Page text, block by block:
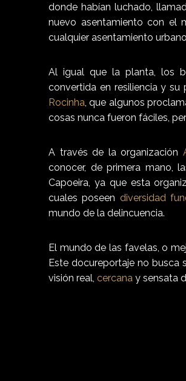
donde habían luchado,
nuevo asentamiento con el
cualquier asentamiento
Al igual que la planta, los
convertida en resiliencia y su
Rocinha , que algunos
cosas nunca fueron fáciles,
A través de la organización
conocer, de primera mano,
Capoeira, ya que esta
cuales poseen diversidad
mundo de la delincuencia.
El mundo de las favelas, o
Este docureportaje no busca
visión real, cercana y sensata